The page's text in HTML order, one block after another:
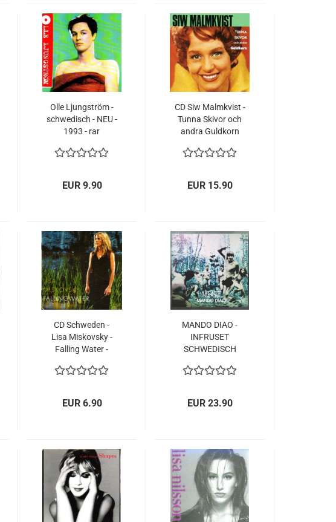
Olle Ljungström -
schwedisch - NEU -
1993 - rar
EUR 9.90
CD Siw Malmkvist -
Tunna Skivor och
andra Guldkorn
EUR 15.90
CD Schweden -
Lisa Miskovsky -
Falling Water -
2003
EUR 6.90
MANDO DIAO -
INFRUSET
SCHWEDISCH
EUR 23.90